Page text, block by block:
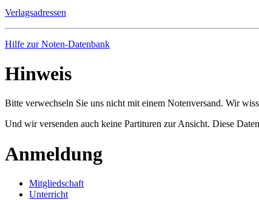
Verlagsadressen
Hilfe zur Noten-Datenbank
Hinweis
Bitte verwechseln Sie uns nicht mit einem Notenversand. Wir
Und wir versenden auch keine Partituren zur Ansicht. Diese
Anmeldung
Mitgliedschaft
Unterricht